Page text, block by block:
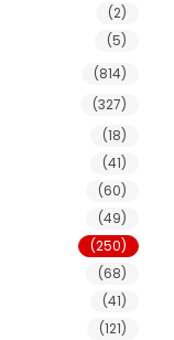
(2)
(5)
(814)
(327)
(18)
(41)
(60)
(49)
(250)
(68)
(41)
(121)